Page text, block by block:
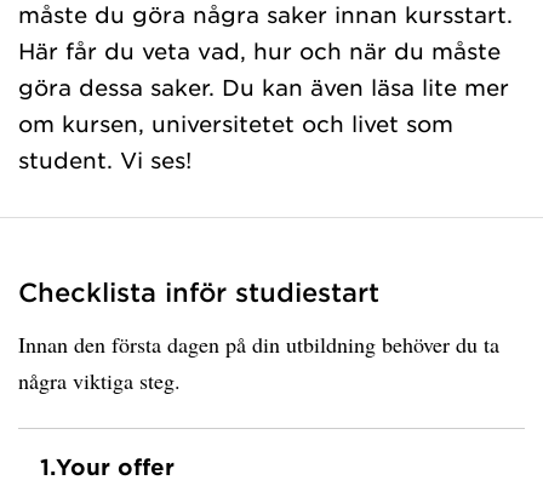
måste du göra några saker innan kursstart.
Här får du veta vad, hur och när du måste
göra dessa saker. Du kan även läsa lite mer
om kursen, universitetet och livet som
student. Vi ses!
Checklista inför studiestart
Innan den första dagen på din utbildning behöver du ta
några viktiga steg.
1.Your offer